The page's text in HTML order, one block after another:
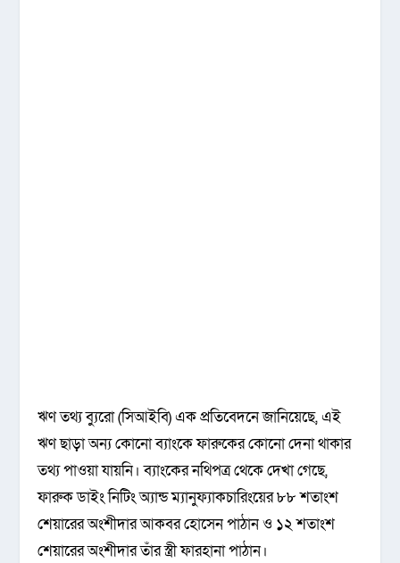
ঋণ তথ্য ব্যুরো (সিআইবি) এক প্রতিবেদনে জানিয়েছে, এই
ঋণ ছাড়া অন্য কোনো ব্যাংকে ফারুকের কোনো দেনা থাকার
তথ্য পাওয়া যায়নি। ব্যাংকের নথিপত্র থেকে দেখা গেছে,
ফারুক ডাইং নিটিং অ্যান্ড ম্যানুফ্যাকচারিংয়ের ৮৮ শতাংশ
শেয়ারের অংশীদার আকবর হোসেন পাঠান ও ১২ শতাংশ
শেয়ারের অংশীদার তাঁর স্ত্রী ফারহানা পাঠান।